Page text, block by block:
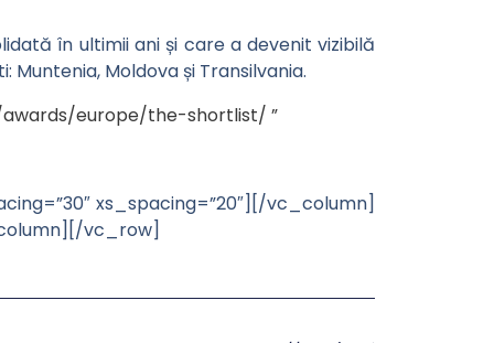
în ultimii ani și care a devenit vizibilă
Moldova și Transilvania.
europe/the-shortlist/ ”
xs_spacing=”20″][/vc_column]
vc_row]